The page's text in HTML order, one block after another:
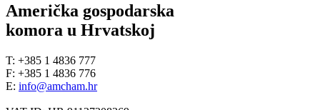
Američka gospodarska
komora u Hrvatskoj
T: +385 1 4836 777
F: +385 1 4836 776
E: info@amcham.hr